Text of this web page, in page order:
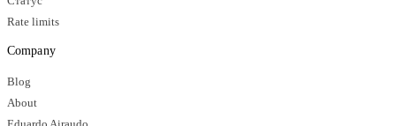
Rate limits
Company
Blog
About